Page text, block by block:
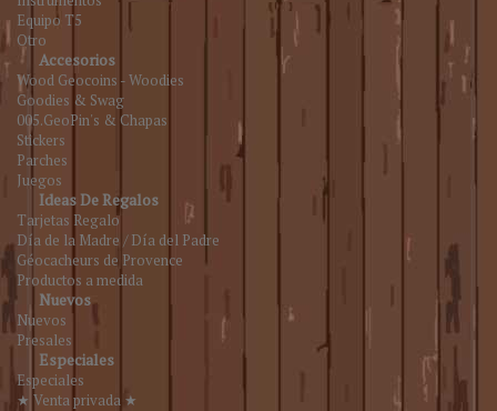
Equipo T5
Otro
Accesorios
Wood Geocoins - Woodies
Goodies & Swag
005.GeoPin's & Chapas
Stickers
Parches
Juegos
Ideas De Regalos
Tarjetas Regalo
Día de la Madre / Día del Padre
Géocacheurs de Provence
Productos a medida
Nuevos
Nuevos
Presales
Especiales
Especiales
★ Venta privada ★